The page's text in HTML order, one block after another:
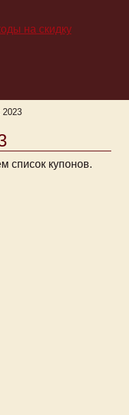
2023
список купонов.